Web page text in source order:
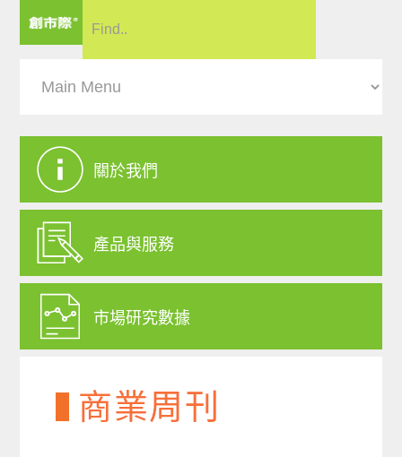
關於我們
產品與服務
市場研究數據
商業周刊